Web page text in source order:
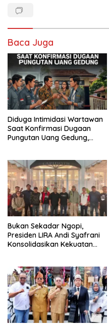
Baca Juga
Diduga Intimidasi Wartawan
Saat Konfirmasi Dugaan
Pungutan Uang Gedung,
Buka suara
Bukan Sekadar Ngopi,
Presiden LIRA Andi Syafrani
Konsolidasikan Kekuatan